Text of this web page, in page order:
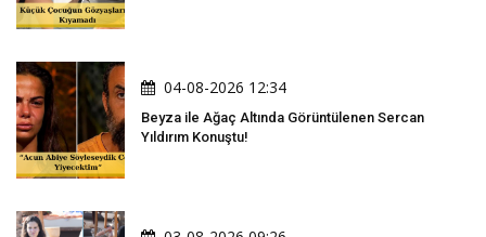
04-08-2026 12:34
Beyza ile Ağaç Altında Görüntülenen Sercan
Yıldırım Konuştu!